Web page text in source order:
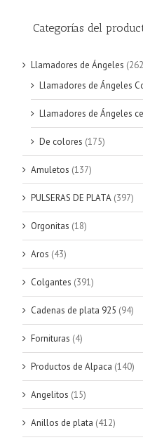
Categorías del
Llamadores de Ángeles
Llamadores de Ángeles
Llamadores de Ángeles
De colores (175)
Amuletos (137)
PULSERAS DE PLATA (397)
Orgonitas (18)
Aros (43)
Colgantes (391)
Cadenas de plata 925 (94)
Fornituras (4)
Productos de Alpaca (140)
Angelitos (15)
Anillos de plata (412)